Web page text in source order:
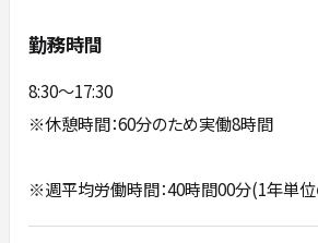
勤務時間
8:30～17:30
※休憩時間：60分のため実働8時間
※週平均労働時間：40時間00分(1年単